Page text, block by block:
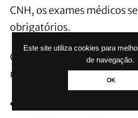
Este site utiliza cookies para
de navegação.
OK
CNH, os exames médicos
obrigatórios.
Os motoristas continuarão
realizar: